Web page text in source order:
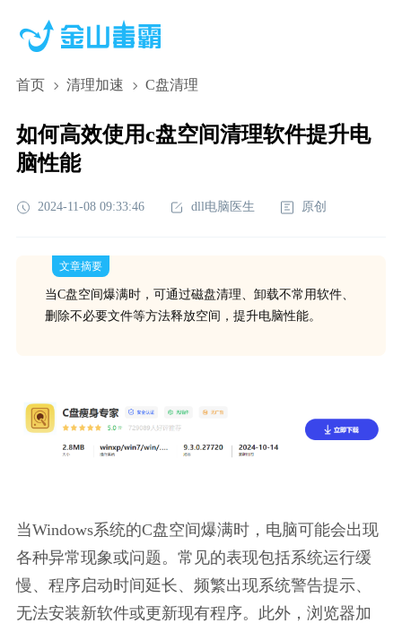
首页 清理加速 C盘清理
如何高效使用c盘空间清理软件提升电
脑性能
2024-11-08 09:33:46 dll电脑医生 原创
文章摘要
当C盘空间爆满时，可通过磁盘清理、卸载不常用软件、
删除不必要文件等方法释放空间，提升电脑性能。
当Windows系统的C盘空间爆满时，电脑可能会出现
各种异常现象或问题。常见的表现包括系统运行缓
慢、程序启动时间延长、频繁出现系统警告提示、
无法安装新软件或更新现有程序。此外，浏览器加